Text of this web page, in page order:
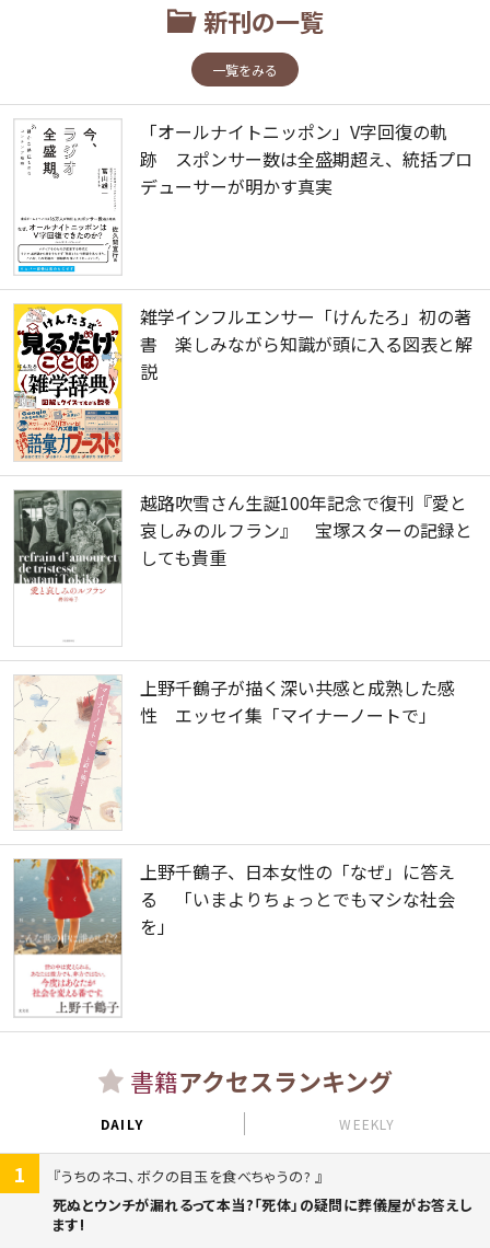
新刊の一覧
一覧をみる
「オールナイトニッポン」V字回復の軌
跡 スポンサー数は全盛期超え、統括プロ
デューサーが明かす真実
雑学インフルエンサー「けんたろ」初の著
書 楽しみながら知識が頭に入る図表と解
説
越路吹雪さん生誕100年記念で復刊『愛と
哀しみのルフラン』 宝塚スターの記録と
しても貴重
上野千鶴子が描く深い共感と成熟した感
性 エッセイ集「マイナーノートで」
上野千鶴子、日本女性の「なぜ」に答え
る 「いまよりちょっとでもマシな社会
を」
書籍アクセスランキング
DAILY WEEKLY
1
うちのネコ、ボクの目玉を食べちゃうの?
死ぬとウンチが漏れるって本当?「死体」の疑問に葬儀屋がお答えし
ます!